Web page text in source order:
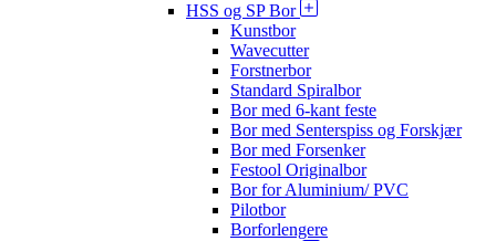
HSS og SP Bor
Kunstbor
Wavecutter
Forstnerbor
Standard Spiralbor
Bor med 6-kant feste
Bor med Senterspiss og Forskjær
Bor med Forsenker
Festool Originalbor
Bor for Aluminium/ PVC
Pilotbor
Borforlengere